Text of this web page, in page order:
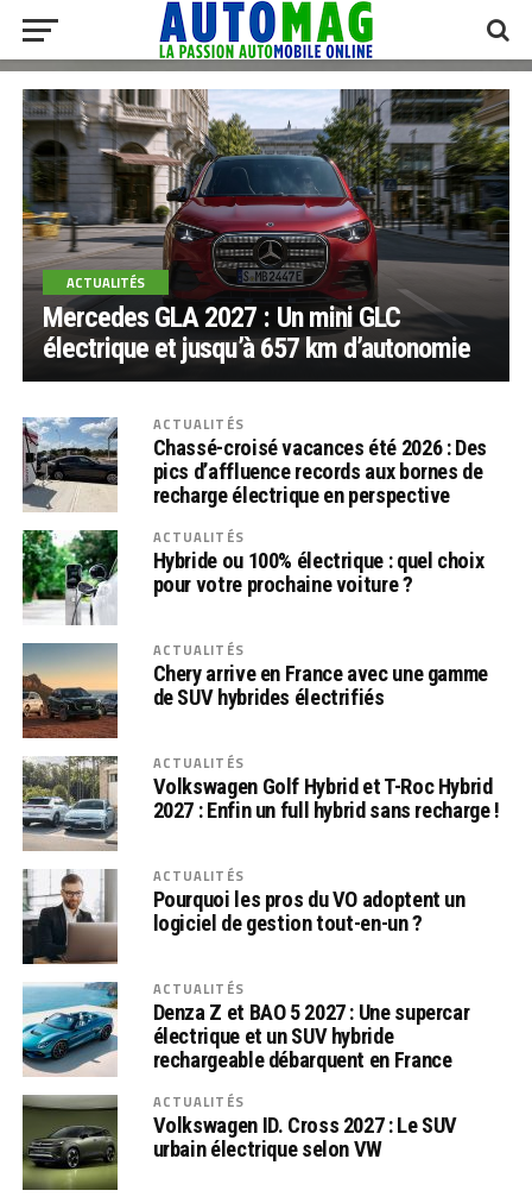
ACTUALITÉS
Mercedes GLA 2027 : Un mini GLC
électrique et jusqu’à 657 km d’autonomie
ACTUALITÉS
Chassé-croisé vacances été 2026 : Des
pics d’affluence records aux bornes de
recharge électrique en perspective
ACTUALITÉS
Hybride ou 100% électrique : quel choix
pour votre prochaine voiture ?
ACTUALITÉS
Chery arrive en France avec une gamme
de SUV hybrides électrifiés
ACTUALITÉS
Volkswagen Golf Hybrid et T-Roc Hybrid
2027 : Enfin un full hybrid sans recharge !
ACTUALITÉS
Pourquoi les pros du VO adoptent un
logiciel de gestion tout-en-un ?
ACTUALITÉS
Denza Z et BAO 5 2027 : Une supercar
électrique et un SUV hybride
rechargeable débarquent en France
ACTUALITÉS
Volkswagen ID. Cross 2027 : Le SUV
urbain électrique selon VW